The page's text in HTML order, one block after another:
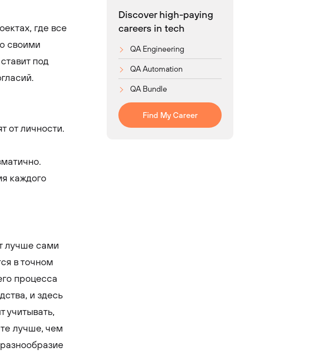
где все
своими
под
от личности.
каждого
лучше сами
в точном
процесса
и здесь
учитывать,
лучше, чем
Discover high-paying
careers in tech
QA Engineering
QA Automation
QA Bundle
Find My Career